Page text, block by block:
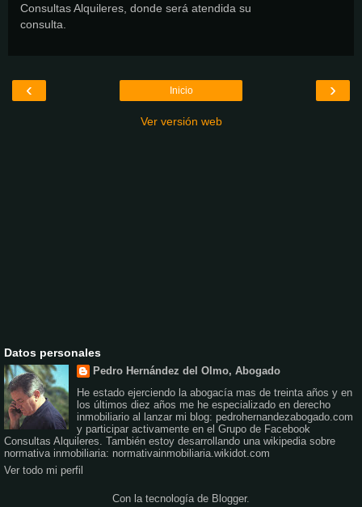
Consultas Alquileres, donde será atendida su
consulta.
‹ ›
Inicio
Ver versión web
Datos personales
Pedro Hernández del Olmo, Abogado
He estado ejerciendo la abogacía mas de treinta años y en
los últimos diez años me he especializado en derecho
inmobiliario al lanzar mi blog: pedrohernandezabogado.com
y participar activamente en el Grupo de Facebook
Consultas Alquileres. También estoy desarrollando una wikipedia sobre
normativa inmobiliaria: normativainmobiliaria.wikidot.com
Ver todo mi perfil
Con la tecnología de Blogger.